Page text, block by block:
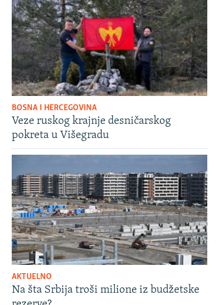
BOSNA I HERCEGOVINA
Veze ruskog krajnje desničarskog
pokreta u Višegradu
AKTUELNO
Na šta Srbija troši milione iz budžetske